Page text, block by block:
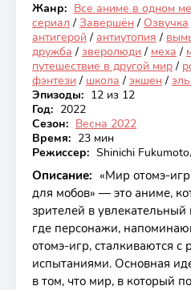
Закончен
Жанр: Все аниме в одном
сериал / Завершён / Озвучка
антигерой / антиутопия /
дружба / зверолюди / меха /
путешествие в другой мир /
фэнтези / школа / экшен /
Эпизоды: 12 из 12
Год: 2022
Сезон: Весна 2022
Время: 23 мин
Режиссер: Shinichi
Описание: «Мир отомэ-
для мобов» — это аниме,
зрителей в
где персонажи,
отомэ-игр, сталкиваются с
испытаниями. Основная
в том, что мир, в который